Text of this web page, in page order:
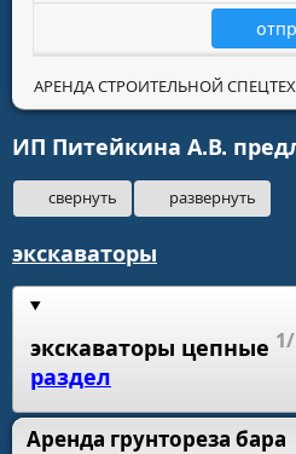
АРЕНДА СТРОИТЕЛЬНОЙ
ИП Питейкина А.В.
свернуть развернуть
экскаваторы
экскаваторы цепные
раздел
Аренда грунтореза бара